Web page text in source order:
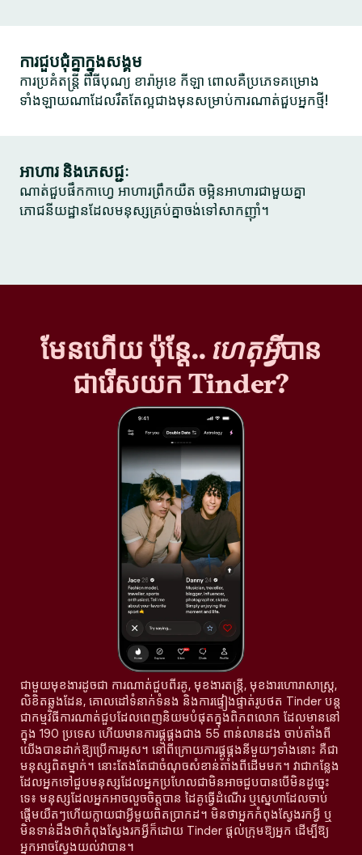
ការជួបជុំគ្នាក្នុងសង្គម
ការប្រគំតន្ត្រី ពិធីបុណ្យ ខារ៉ាអូខេ កីឡា ពោលគឺប្រភេទគម្រោង
ទាំងឡាយណាដែលរឹតតែល្អជាងមុនសម្រាប់ការណាត់ជួបអ្នកថ្មី!
អាហារ និងភេសជ្ជៈ
ណាត់ជួបផឹកកាហ្វេ អាហារព្រឹកយឺត ចម្អិនអាហារជាមួយគ្នា
ភោជនីយដ្ឋានដែលមនុស្សគ្រប់គ្នាចង់ទៅសាកញ៉ាំ។
មែនហើយ ប៉ុន្តែ.. ហេតុអ្វីបាន
ជារើសយក Tinder?
ជាមួយមុខងារដូចជា ការណាត់ជួបពីរគូ, មុខងារតន្រ្តី, មុខងារហោរាសាស្ត្រ,
លិខិតឆ្លងដែន, គោលដៅទំនាក់ទំនង និងការផ្ទៀងផ្ទាត់រូបថត Tinder បន្ត
ជាកម្មវិធីការណាត់ជួបដែលពេញនិយមបំផុតក្នុងពិភពលោក ដែលមាននៅ
ក្នុង 190 ប្រទេស ហើយមានការផ្គូផ្គងជាង 55 ពាន់លានដង ចាប់តាំងពី
យើងបានដាក់ឱ្យប្រើការអូស។ នៅពីក្រោយការផ្គូផ្គងនីមួយៗទាំងនោះ គឺជា
មនុស្សពិតម្នាក់។ នោះតែងតែជាចំណុចសំខាន់តាំងពីដើមមក។ វាជាកន្លែង
ដែលអ្នកទៅជួបមនុស្សដែលអ្នកប្រហែលជាមិនអាចជួបបានបើមិនដូច្នេះ
ទេ៖ មនុស្សដែលអ្នកអាចលួចចិត្តបាន ដៃគូធ្វើដំណើរ ឬស្នេហាដែលចាប់
ផ្តើមយឺតៗហើយក្លាយជាអ្វីមួយពិតប្រាកដ។ មិនថាអ្នកកំពុងស្វែងរកអ្វី ឬ
មិនទាន់ដឹងថាកំពុងស្វែងរកអ្វីក៏ដោយ Tinder ផ្តល់ក្រុមឱ្យអ្នក ដើម្បីឱ្យ
អ្នកអាចស្វែងយល់វាបាន។